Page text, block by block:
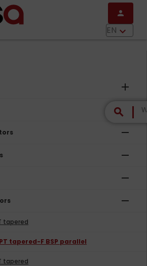
Skip to main content
person
EN keyboard_arrow_down
search
add
remove
remove
remove
remove
remove
tapered
tapered-F BSP parallel
tapered